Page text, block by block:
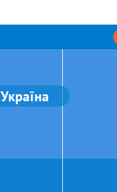
Україна